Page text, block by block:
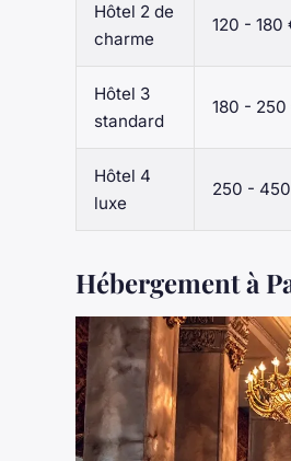
Hôtel 2 de
charme
120 - 180
Hôtel 3
standard
180 - 250
Hôtel 4
luxe
250 -
Hébergement à